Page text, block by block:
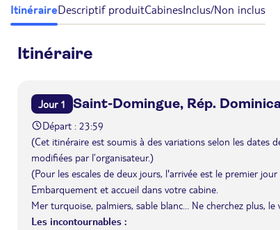
ItinéraireDescriptif produitCabinesInclus/Non inclus
Itinéraire
Jour 1 Saint-Domingue, Rép.
Départ : 23:59
(Cet itinéraire est soumis à des variations selon les dates
modifiées par l’organisateur.)
(Pour les escales de deux jours, l'arrivée est le premier
Embarquement et accueil dans votre cabine.
Mer turquoise, palmiers, sable blanc… Ne cherchez plus,
Les incontournables :